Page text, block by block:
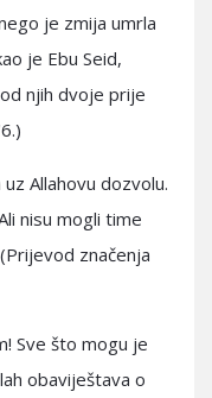
je zmija umrla
je Ebu Seid,
njih dvoje prije
Allahovu dozvolu.
nisu mogli time
značenja
Sve što mogu je
obaviještava o